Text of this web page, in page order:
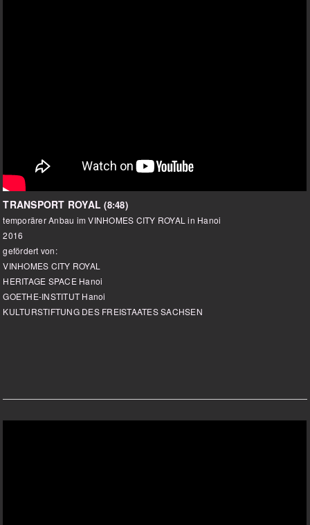
TRANSPORT ROYAL (8:48)
temporärer Anbau im VINHOMES CITY ROYAL in Hanoi
2016
gefördert von:
VINHOMES CITY ROYAL
HERITAGE SPACE Hanoi
GOETHE-INSTITUT Hanoi
KULTURSTIFTUNG DES FREISTAATES SACHSEN